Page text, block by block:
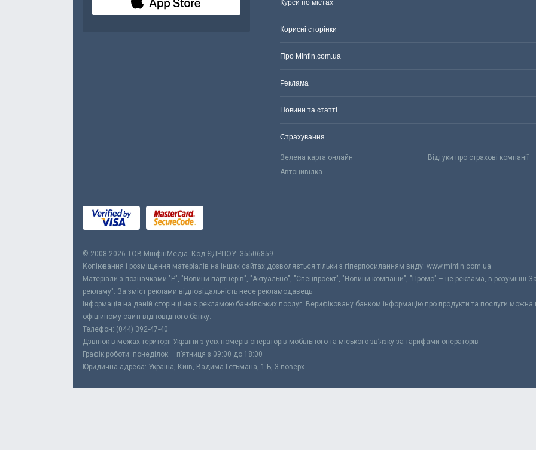
Курси по містах
Корисні сторінки
Про Minfin.com.ua
Реклама
Новини та статті
Страхування
Зелена карта онлайн Відгуки про страхові компанії
Автоцивілка
© 2008-2026 ТОВ МiнфiнМедiа. Код ЄДРПОУ: 35506859
Копіювання і розміщення матеріалів на інших сайтах дозволяється тільки з гіперпосиланням виду: www.minfin.com.ua
Матеріали з позначками "Р", "Новини партнерів", "Актуально", "Спецпроект", "Новини компаній", "Промо" – це реклама, в розумінні
рекламу". За зміст реклами відповідальність несе рекламодавець.
Інформація на даній сторінці не є рекламою банківських послуг. Верифіковану банком інформацію про продукти та послуги
офіційному сайті відповідного банку.
Телефон: (044) 392-47-40
Дзвінок в межах території України з усіх номерів операторів мобільного та міського зв’язку за тарифами операторів
Графік роботи: понеділок – п’ятниця з 09:00 до 18:00
Юридична адреса: Україна, Київ, Вадима Гетьмана, 1-Б, 3 поверх